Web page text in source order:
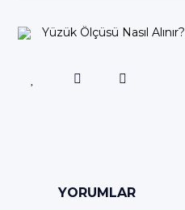
Yüzük Ölçüsü Nasıl Alınır?
YORUMLAR